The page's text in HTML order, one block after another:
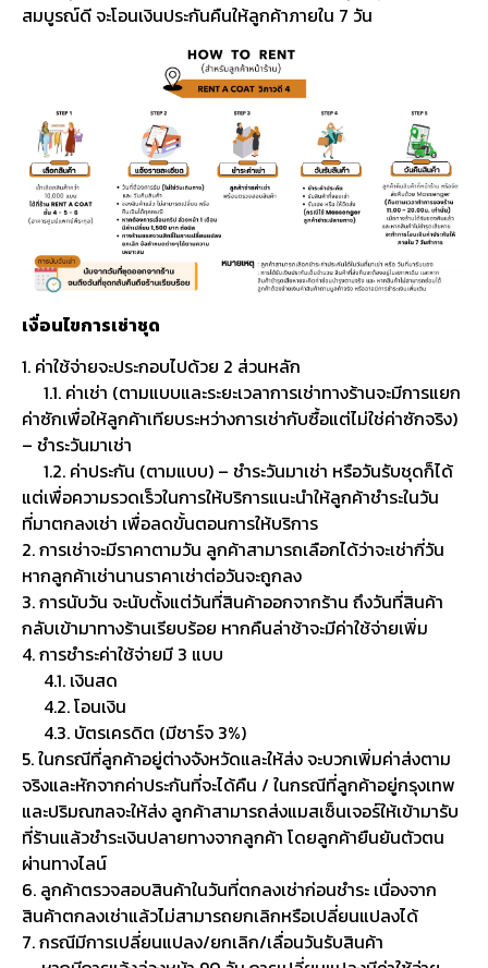
สมบูรณ์ดี จะโอนเงินประกันคืนให้ลูกค้าภายใน 7 วัน
เงื่อนไขการเช่าชุด
1. ค่าใช้จ่ายจะประกอบไปด้วย 2 ส่วนหลัก
1.1. ค่าเช่า (ตามแบบและระยะเวลาการเช่าทางร้านจะมีการแยก
ค่าซักเพื่อให้ลูกค้าเทียบระหว่างการเช่ากับซื้อแต่ไม่ใช่ค่าซักจริง)
– ชำระวันมาเช่า
1.2. ค่าประกัน (ตามแบบ) – ชำระวันมาเช่า หรือวันรับชุดก็ได้
แต่เพื่อความรวดเร็วในการให้บริการแนะนำให้ลูกค้าชำระในวัน
ที่มาตกลงเช่า เพื่อลดขั้นตอนการให้บริการ
2. การเช่าจะมีราคาตามวัน ลูกค้าสามารถเลือกได้ว่าจะเช่ากี่วัน
หากลูกค้าเช่านานราคาเช่าต่อวันจะถูกลง
3. การนับวัน จะนับตั้งแต่วันที่สินค้าออกจากร้าน ถึงวันที่สินค้า
กลับเข้ามาทางร้านเรียบร้อย หากคืนล่าช้าจะมีค่าใช้จ่ายเพิ่ม
4. การชำระค่าใช้จ่ายมี 3 แบบ
4.1. เงินสด
4.2. โอนเงิน
4.3. บัตรเครดิต (มีชาร์จ 3%)
5. ในกรณีที่ลูกค้าอยู่ต่างจังหวัดและให้ส่ง จะบวกเพิ่มค่าส่งตาม
จริงและหักจากค่าประกันที่จะได้คืน / ในกรณีที่ลูกค้าอยู่กรุงเทพ
และปริมณฑลจะให้ส่ง ลูกค้าสามารถส่งแมสเซ็นเจอร์ให้เข้ามารับ
ที่ร้านแล้วชำระเงินปลายทางจากลูกค้า โดยลูกค้ายืนยันตัวตน
ผ่านทางไลน์
6. ลูกค้าตรวจสอบสินค้าในวันที่ตกลงเช่าก่อนชำระ เนื่องจาก
สินค้าตกลงเช่าแล้วไม่สามารถยกเลิกหรือเปลี่ยนแปลงได้
7. กรณีมีการเปลี่ยนแปลง/ยกเลิก/เลื่อนวันรับสินค้า